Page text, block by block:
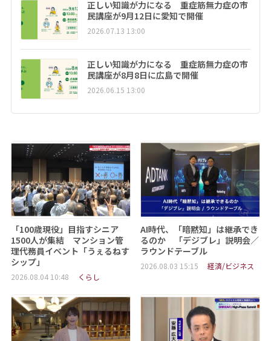
正しい知識が力になる 重症筋無力症の市
民講座が9月12日に愛知で開催
2026.07.13 13:00
正しい知識が力になる 重症筋無力症の市
民講座が8月8日に広島で開催
2026.06.15 13:00
「100歳現役」目指すシニア
1500人が集結 マンション管
理代務員イベント「うぇるねす
シップ」
2026.08.04 10:48 くらし
AI時代、「暗黙知」は継承でき
るのか 「デジブレ」説明会／
ラウンドテーブル
2026.08.03 15:15 経済/ビジネス